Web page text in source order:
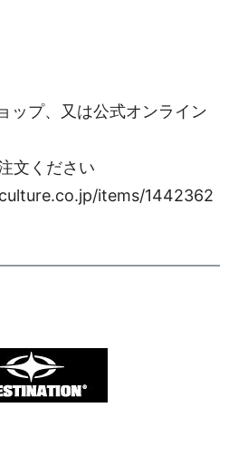
ップ、又は公式オンライン
文ください
items/1442362